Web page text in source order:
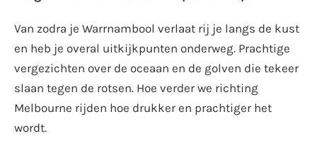
Van zodra je Warrnambool verlaat rij je langs de kust
en heb je overal uitkijkpunten onderweg. Prachtige
vergezichten over de oceaan en de golven die tekeer
slaan tegen de rotsen. Hoe verder we richting
Melbourne rijden hoe drukker en prachtiger het
wordt.